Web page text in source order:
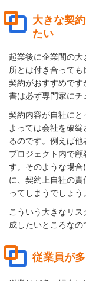
大きな契
たい
起業後に企業間の
所とは付き合って
契約がおすすめで
書は必ず専門家にチ
契約内容が自社にと
よっては会社を破
るのです。例えば
プロジェクト内で
す。そのような場合
に、契約上自社の
ってしまうでしょう。
こういう大きなリ
成したいところなの
従業員が